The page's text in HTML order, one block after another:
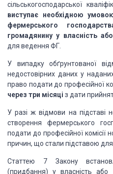
сільськогосподарської
виступає необхідною
фермерського
громадянину у власність
для ведення ФГ.
У випадку обґрунтованої
недостовірних даних у
право подати до професійної
через три місяці з дати
У разі ж відмови на підставі
створення фермерського
подати до професійної комісії
причин, що стали підставою для
Статтею 7 Закону
(придбання) у власність або